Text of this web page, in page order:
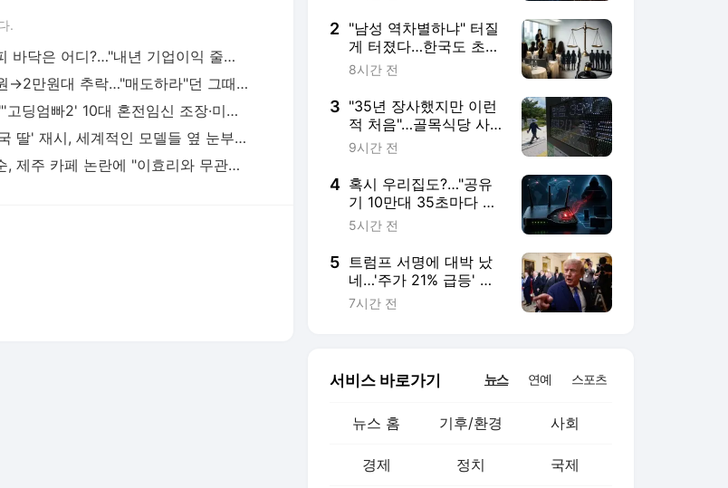
.
코스피 바닥은 어디?…"내년 기업이익 줄면 2,000 하회 가능성"
10만원→2만원대 추락…"매도하라"던 그때 그 보고서
하하 "'고딩엄빠2' 10대 혼전임신 조장·미화 프로그램 아냐"
'이동국 딸' 재시, 세계적인 모델들 옆 눈부신 아우라…16살 안믿겨[TEN★]
이상순, 제주 카페 논란에 "이효리와 무관…온전히 제 카페"
2 "남성 역차별하냐" 터질
게 터졌다…한국도 초긴
장 [도쿄나우]
8시간 전
3 "35년 장사했지만 이런
적 처음"…골목식당 사
장님들 '쇼크'
9시간 전
4 혹시 우리집도?…"공유
기 10만대 35초마다 中
에 털렸다"
5시간 전
5 트럼프 서명에 대박 났
네…'주가 21% 급등' 개
미들 환호 [종목+]
7시간 전
서비스 바로가기 뉴스 연예 스포츠
뉴스 홈 기후/환경 사회
경제 정치 국제